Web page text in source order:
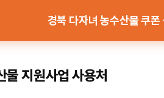
경북 다자녀 농수산물 쿠폰
물 지원사업 사용처